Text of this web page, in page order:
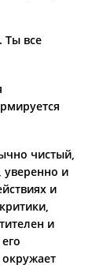
Ты все
чистый,
уверенно и
и
и
окружает